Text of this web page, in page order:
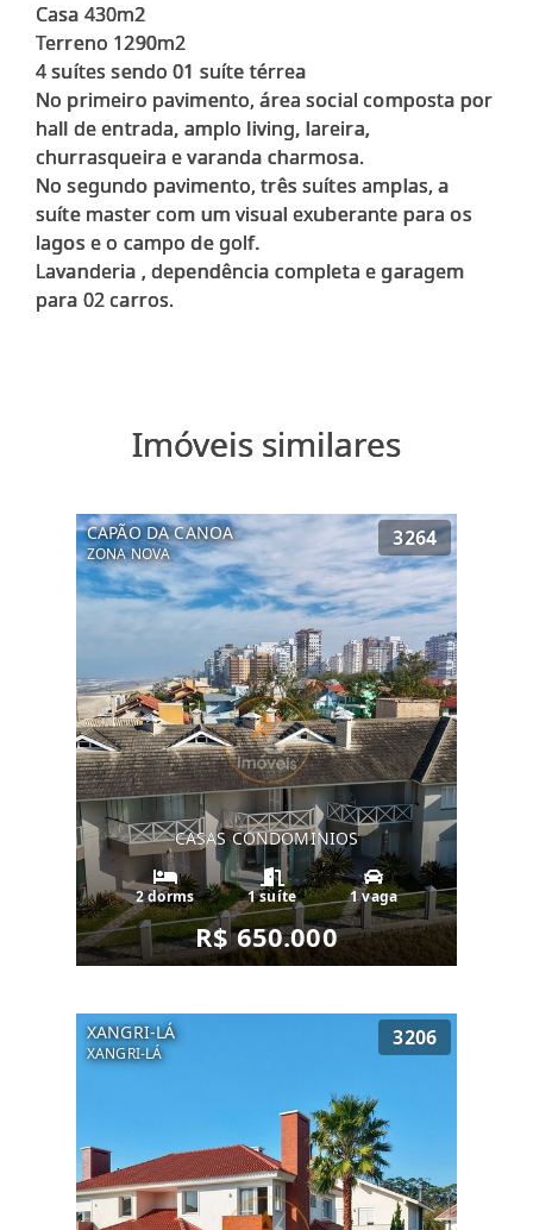
Casa 430m2
Terreno 1290m2
4 suítes sendo 01 suíte térrea
No primeiro pavimento, área social composta por
hall de entrada, amplo living, lareira,
churrasqueira e varanda charmosa.
No segundo pavimento, três suítes amplas, a
suíte master com um visual exuberante para os
lagos e o campo de golf.
Lavanderia , dependência completa e garagem
Imóveis similares
CAPÃO DA CANOA
ZONA NOVA
3264
CASAS CONDOMINIOS
2 dorms 1 suíte 1 vaga
R$ 650.000
XANGRI-LÁ
XANGRI-LÁ
3206